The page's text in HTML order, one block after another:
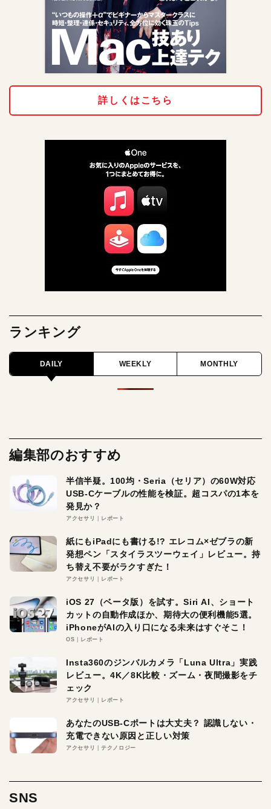
詳しくはこちら
ランキング
DAILY WEEKLY MONTHLY
編集部のおすすめ
半信半疑。100均・Seria（セリア）の60W対応
USB-Cケーブルの性能を検証。超コスパの1本を
発見か？
アクセサリ レポート
紙にもiPadにも書ける!? エレコム×ゼブラの新
発想ペン「スタイラスツーウェイ」レビュー。持
ち替え不要がラクすぎた！
アクセサリ レポート
iOS 27（ベータ版）を試す。Siri AI、ショート
カットの自動作成ほか、期待大の便利機能5選。
iPhoneがAIの入り口になる未来はすぐそこ！
OS レポート
Insta360のジンバルカメラ「Luna Ultra」実践
レビュー。4K／8K比較・ズーム・夜間撮影をチ
ェック
アクセサリ レポート
あなたのUSB-Cポートは大丈夫？ 認識しない・
充電できない原因と正しい対策
アクセサリ テクノロジー
SNS